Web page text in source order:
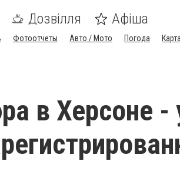
Дозвілля Афіша
Фотоотчеты Авто / Мото Погода
в Херсоне -